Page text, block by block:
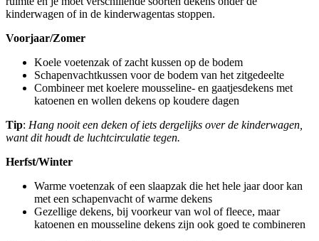
kinderwagen of in de kinderwagentas stoppen.
Voorjaar/Zomer
Koele voetenzak of zacht kussen op de bodem
Schapenvachtkussen voor de bodem van het zitgedeelte
Combineer met koelere mousseline- en gaatjesdekens met
katoenen en wollen dekens op koudere dagen
Tip: Hang nooit een deken of iets dergelijks over de kinderwagen,
want dit houdt de luchtcirculatie tegen.
Herfst/Winter
Warme voetenzak of een slaapzak die het hele jaar door kan
met een schapenvacht of warme dekens
Gezellige dekens, bij voorkeur van wol of fleece, maar
katoenen en mousseline dekens zijn ook goed te combineren